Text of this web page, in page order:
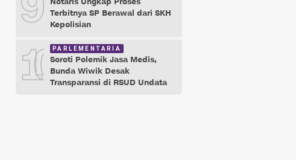
Terbitnya SP Berawal dari SKH
Kepolisian
10 PARLEMENTARIA
Soroti Polemik Jasa Medis,
Bunda Wiwik Desak
Transparansi di RSUD Undata